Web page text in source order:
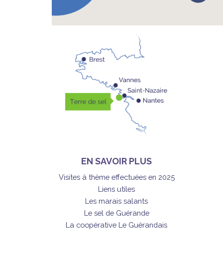
EN SAVOIR PLUS
Visites à thème effectuées en 2025
Liens utiles
Les marais salants
Le sel de Guérande
La coopérative Le Guérandais